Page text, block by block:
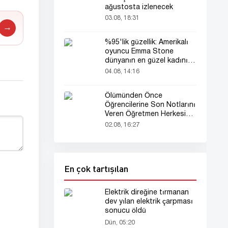
→
ağustosta izlenecek
03.08, 18:31
%95'lik güzellik: Amerikalı
oyuncu Emma Stone
dünyanın en güzel kadını
seçildi!
04.08, 14:16
Ölümünden Önce
Öğrencilerine Son Notlarını
Veren Öğretmen Herkesi
Derinden Etkiledi
02.08, 16:27
En çok tartışılan
Elektrik direğine tırmanan
dev yılan elektrik çarpması
sonucu öldü
Dün, 05:20